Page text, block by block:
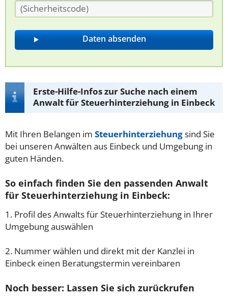
Erste-Hilfe-Infos zur Suche nach einem
Anwalt für Steuerhinterziehung in Einbeck
Mit Ihren Belangen im Steuerhinterziehungsind Sie
bei unseren Anwälten aus Einbeck und Umgebung in
guten Händen.
So einfach finden Sie den passenden Anwalt
für Steuerhinterziehung in Einbeck:
1. Profil des Anwalts für Steuerhinterziehung in Ihrer
Umgebung auswählen
2. Nummer wählen und direkt mit der Kanzlei in
Einbeck einen Beratungstermin vereinbaren
Noch besser: Lassen Sie sich zurückrufen